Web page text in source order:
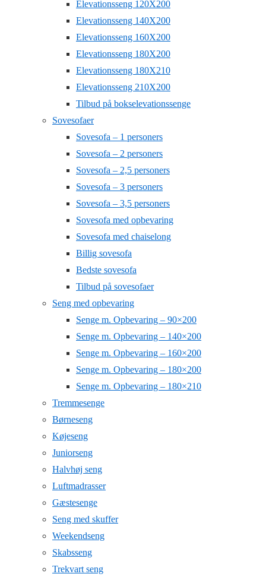
Elevationsseng 120X200
Elevationsseng 140X200
Elevationsseng 160X200
Elevationsseng 180X200
Elevationsseng 180X210
Elevationsseng 210X200
Tilbud på bokselevationssenge
Sovesofaer
Sovesofa – 1 personers
Sovesofa – 2 personers
Sovesofa – 2,5 personers
Sovesofa – 3 personers
Sovesofa – 3,5 personers
Sovesofa med opbevaring
Sovesofa med chaiselong
Billig sovesofa
Bedste sovesofa
Tilbud på sovesofaer
Seng med opbevaring
Senge m. Opbevaring – 90×200
Senge m. Opbevaring – 140×200
Senge m. Opbevaring – 160×200
Senge m. Opbevaring – 180×200
Senge m. Opbevaring – 180×210
Tremmesenge
Børneseng
Køjeseng
Juniorseng
Halvhøj seng
Luftmadrasser
Gæstesenge
Seng med skuffer
Weekendseng
Skabsseng
Trekvart seng